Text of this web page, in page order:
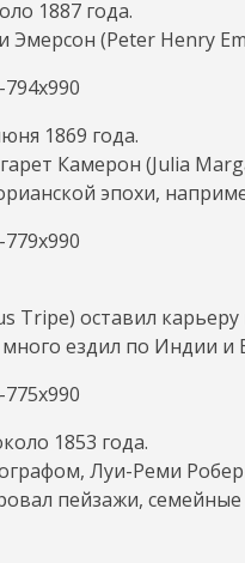
1887 года.
Эмерсон (Peter Henry
1869 года.
Камерон (Julia
эпохи,
Tripe) оставил
ездил по Индии и
1853 года.
Луи-Реми
пейзажи,